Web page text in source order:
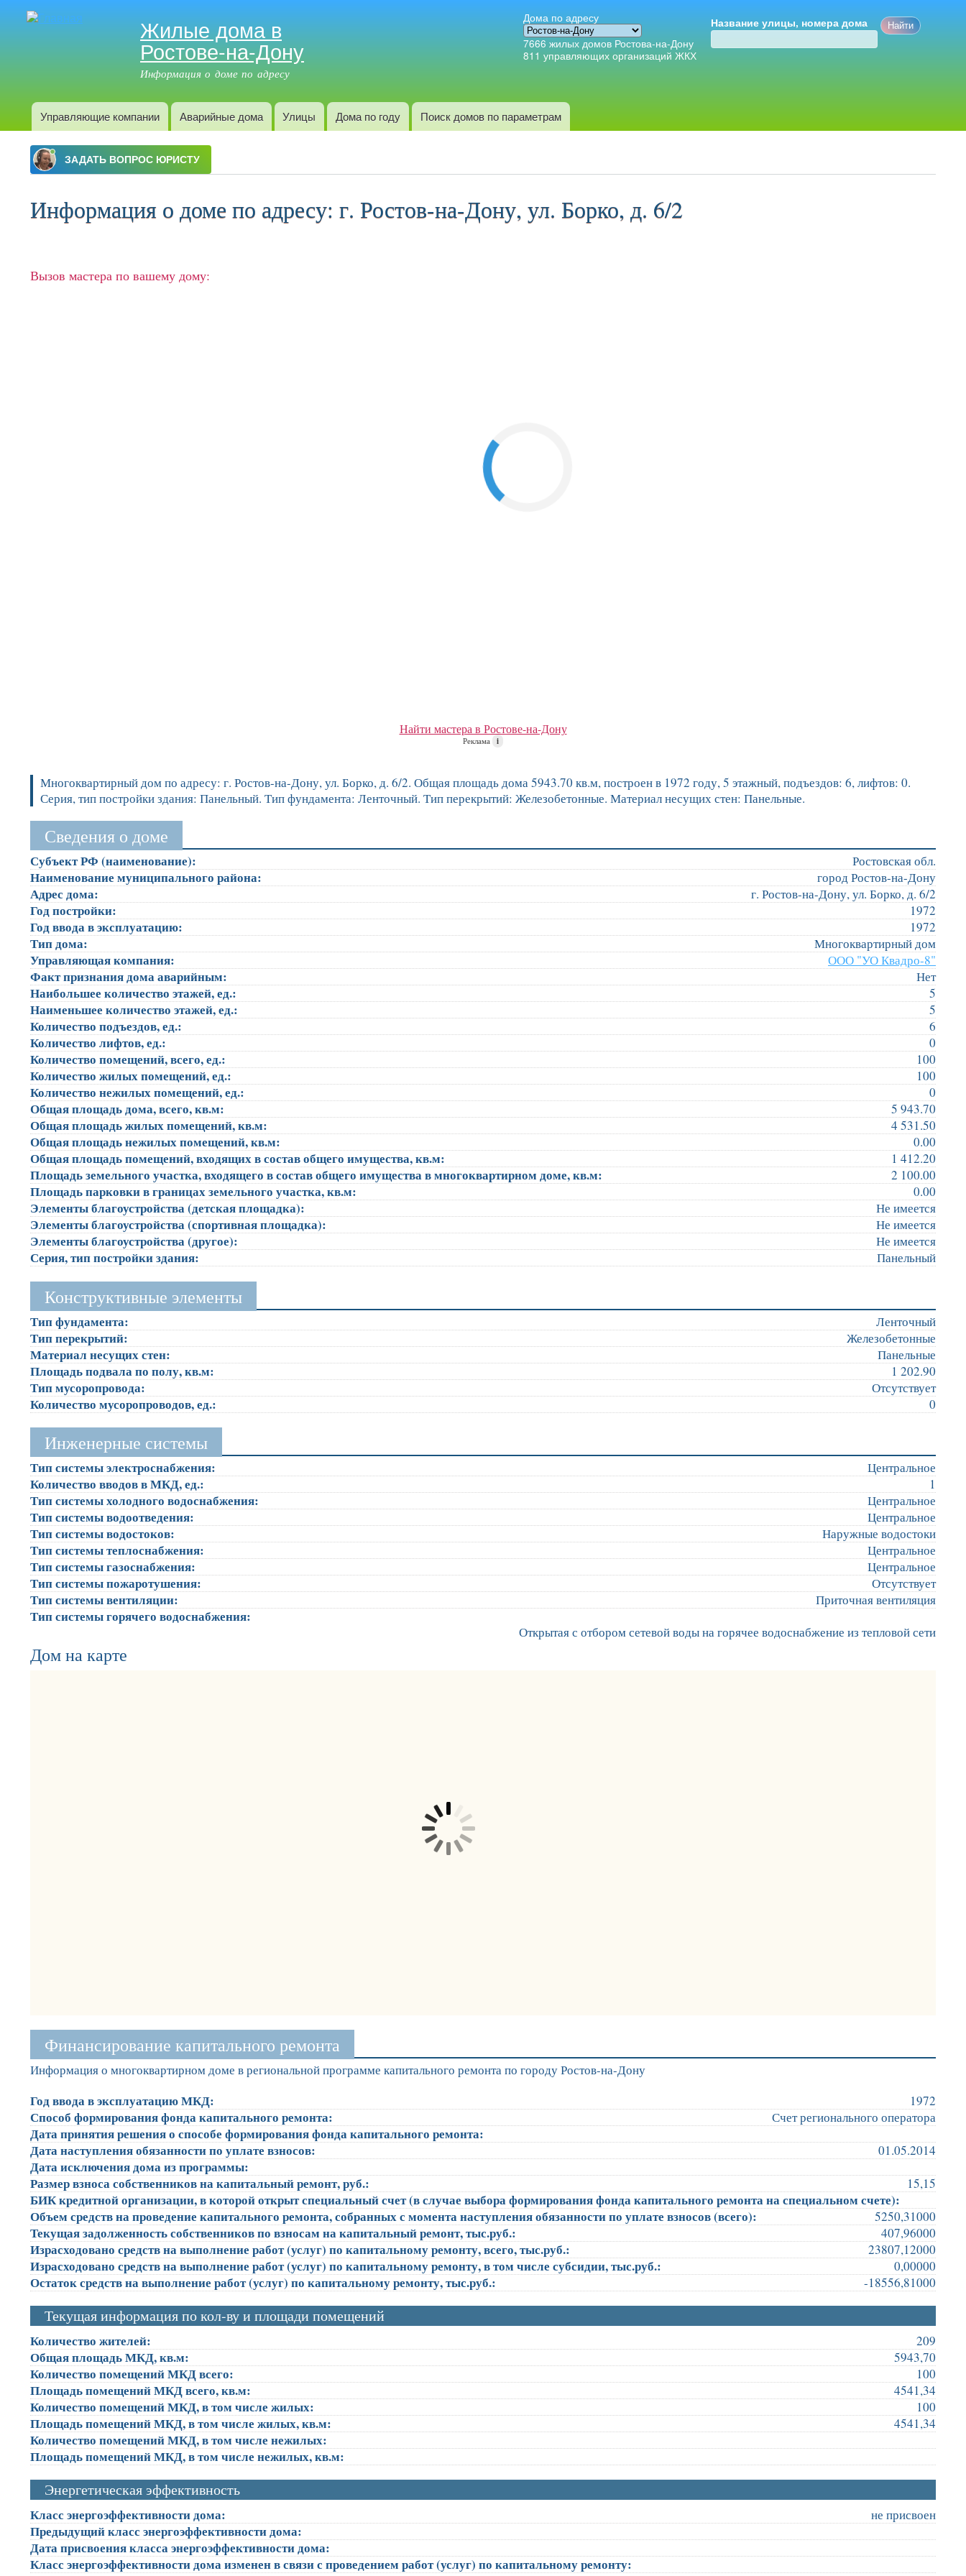
Жилые дома в
Ростове-на-Дону
Информация о доме по адресу
Дома по адресу
7666 жилых домов Ростова-на-Дону
811 управляющих организаций ЖКХ
Название улицы, номера дома
Главное меню
Управляющие компании Аварийные дома Улицы Дома по году Поиск домов по параметрам
Информация о доме по адресу: г. Ростов-на-Дону, ул. Борко, д. 6/2
Вызов мастера по вашему дому:
Найти мастера в Ростове-на-Дону
Реклама i
Многоквартирный дом по адресу: г. Ростов-на-Дону, ул. Борко, д. 6/2. Общая площадь дома 5943.70 кв.м, построен в 1972 году, 5 этажный, подъездов: 6, лифтов: 0.
Серия, тип постройки здания: Панельный. Тип фундамента: Ленточный. Тип перекрытий: Железобетонные. Материал несущих стен: Панельные.
Сведения о доме
Субъект РФ (наименование): Ростовская обл.
Наименование муниципального района: город Ростов-на-Дону
Адрес дома: г. Ростов-на-Дону, ул. Борко, д. 6/2
Год постройки: 1972
Год ввода в эксплуатацию: 1972
Тип дома: Многоквартирный дом
Управляющая компания: ООО "УО Квадро-8"
Факт признания дома аварийным: Нет
Наибольшее количество этажей, ед.: 5
Наименьшее количество этажей, ед.: 5
Количество подъездов, ед.: 6
Количество лифтов, ед.: 0
Количество помещений, всего, ед.: 100
Количество жилых помещений, ед.: 100
Количество нежилых помещений, ед.: 0
Общая площадь дома, всего, кв.м: 5 943.70
Общая площадь жилых помещений, кв.м: 4 531.50
Общая площадь нежилых помещений, кв.м: 0.00
Общая площадь помещений, входящих в состав общего имущества, кв.м: 1 412.20
Площадь земельного участка, входящего в состав общего имущества в многоквартирном доме, кв.м: 2 100.00
Площадь парковки в границах земельного участка, кв.м: 0.00
Элементы благоустройства (детская площадка): Не имеется
Элементы благоустройства (спортивная площадка): Не имеется
Элементы благоустройства (другое): Не имеется
Серия, тип постройки здания: Панельный
Конструктивные элементы
Тип фундамента: Ленточный
Тип перекрытий: Железобетонные
Материал несущих стен: Панельные
Площадь подвала по полу, кв.м: 1 202.90
Тип мусоропровода: Отсутствует
Количество мусоропроводов, ед.: 0
Инженерные системы
Тип системы электроснабжения: Центральное
Количество вводов в МКД, ед.: 1
Тип системы холодного водоснабжения: Центральное
Тип системы водоотведения: Центральное
Тип системы водостоков: Наружные водостоки
Тип системы теплоснабжения: Центральное
Тип системы газоснабжения: Центральное
Тип системы пожаротушения: Отсутствует
Тип системы вентиляции: Приточная вентиляция
Тип системы горячего водоснабжения:
Открытая с отбором сетевой воды на горячее водоснабжение из тепловой сети
Дом на карте
Финансирование капитального ремонта
Информация о многоквартирном доме в региональной программе капитального ремонта по городу Ростов-на-Дону
Год ввода в эксплуатацию МКД: 1972
Способ формирования фонда капитального ремонта: Счет регионального оператора
Дата принятия решения о способе формирования фонда капитального ремонта:
Дата наступления обязанности по уплате взносов:
01.05.2014
Дата исключения дома из программы:
Размер взноса собственников на капитальный ремонт, руб.:
15,15
БИК кредитной организации, в которой открыт специальный счет (в случае выбора формирования фонда капитального ремонта на специальном счете):
Объем средств на проведение капитального ремонта, собранных с момента наступления обязанности по уплате взносов (всего):
5250,31000
Текущая задолженность собственников по взносам на капитальный ремонт, тыс.руб.: 407,96000
Израсходовано средств на выполнение работ (услуг) по капитальному ремонту, всего, тыс.руб.: 23807,12000
Израсходовано средств на выполнение работ (услуг) по капитальному ремонту, в том числе субсидии, тыс.руб.: 0,00000
Остаток средств на выполнение работ (услуг) по капитальному ремонту, тыс.руб.: -18556,81000
Текущая информация по кол-ву и площади помещений
Количество жителей: 209
Общая площадь МКД, кв.м: 5943,70
Количество помещений МКД всего: 100
Площадь помещений МКД всего, кв.м: 4541,34
Количество помещений МКД, в том числе жилых: 100
Площадь помещений МКД, в том числе жилых, кв.м: 4541,34
Количество помещений МКД, в том числе нежилых:
Площадь помещений МКД, в том числе нежилых, кв.м:
Энергетическая эффективность
Класс энергоэффективности дома: не присвоен
Предыдущий класс энергоэффективности дома:
Дата присвоения класса энергоэффективности дома:
Класс энергоэффективности дома изменен в связи с проведением работ (услуг) по капитальному ремонту: